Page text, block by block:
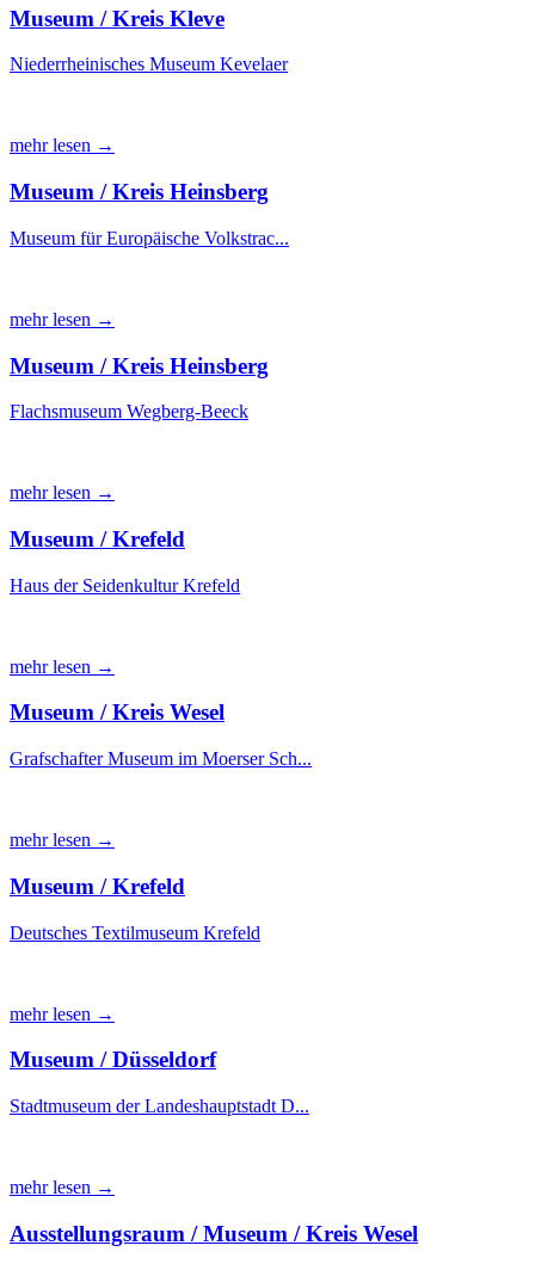
Museum / Kreis Kleve
Niederrheinisches Museum Kevelaer
mehr lesen →
Museum / Kreis Heinsberg
Museum für Europäische Volkstrac...
mehr lesen →
Museum / Kreis Heinsberg
Flachsmuseum Wegberg-Beeck
mehr lesen →
Museum / Krefeld
Haus der Seidenkultur Krefeld
mehr lesen →
Museum / Kreis Wesel
Grafschafter Museum im Moerser Sch...
mehr lesen →
Museum / Krefeld
Deutsches Textilmuseum Krefeld
mehr lesen →
Museum / Düsseldorf
Stadtmuseum der Landeshauptstadt D...
mehr lesen →
Ausstellungsraum / Museum / Kreis Wesel